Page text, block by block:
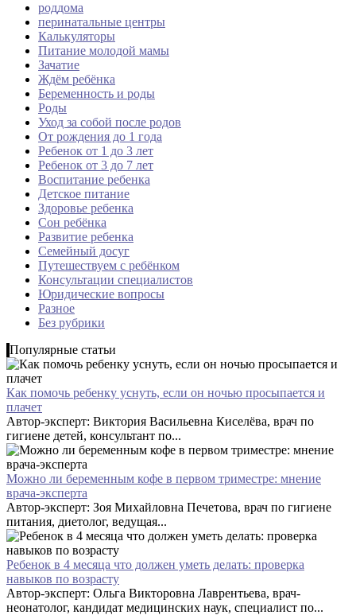
роддома
перинатальные центры
Калькуляторы
Питание молодой мамы
Зачатие
Ждём ребёнка
Беременность и роды
Роды
Уход за собой после родов
От рождения до 1 года
Ребенок от 1 до 3 лет
Ребенок от 3 до 7 лет
Воспитание ребенка
Детское питание
Здоровье ребенка
Сон ребёнка
Развитие ребенка
Семейный досуг
Путешествуем с ребёнком
Консультации специалистов
Юридические вопросы
Разное
Без рубрики
Популярные статьи
Как помочь ребенку уснуть, если он ночью просыпается и
плачет
Автор-эксперт: Виктория Васильевна Киселёва, врач по
гигиене детей, консультант по...
Можно ли беременным кофе в первом триместре: мнение
врача-эксперта
Автор-эксперт: Зоя Михайловна Печетова, врач по гигиене
питания, диетолог, ведущая...
Ребенок в 4 месяца что должен уметь делать: проверка
навыков по возрасту
Автор-эксперт: Ольга Викторовна Лаврентьева, врач-
неонатолог, кандидат медицинских наук, специалист по...